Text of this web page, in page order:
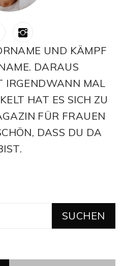
UND KÄMPF
DARAUS
IRGENDWANN MAL
HAT ES SICH ZU
FÜR FRAUEN
DASS DU DA